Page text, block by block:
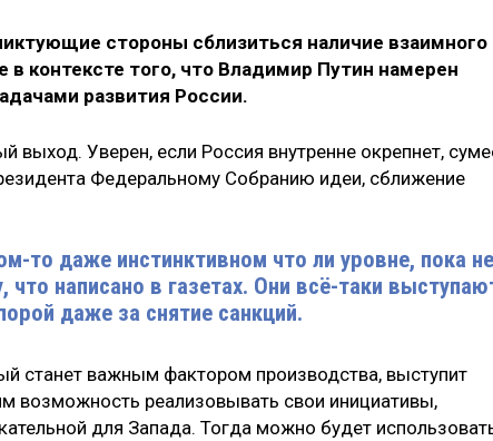
стороны сблизиться наличие взаимного
в контексте того, что Владимир Путин намерен
развития России.
выход. Уверен, если Россия внутренне окрепнет,
Федеральному Собранию идеи, сближение
то даже инстинктивном что ли уровне, пока не
что написано в газетах. Они всё-таки
даже за снятие санкций.
станет важным фактором производства, выступит
возможность реализовывать свои инициативы,
для Запада. Тогда можно будет